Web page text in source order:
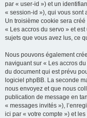
par « user-id ») et un
« session-id »), qui vous sont
Un troisième cookie sera
« Les accros du servo » et
sujets que vous avez lus, ce
Nous pouvons également
naviguant sur « Les accros
du document qui est prévu
logiciel phpBB. La seconde
nous envoyez et que nous
publication de message en
« messages invités »),
ici par « votre compte ») et